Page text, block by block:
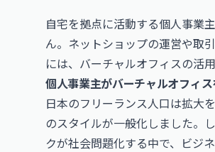
自宅を拠点に活動する個人事業
ん。ネットショップの運営や取
には、バーチャルオフィスの活
個人事業主がバーチャルオフィ
日本のフリーランス人口は拡大
のスタイルが一般化しました。
クが社会問題化する中で、ビジ